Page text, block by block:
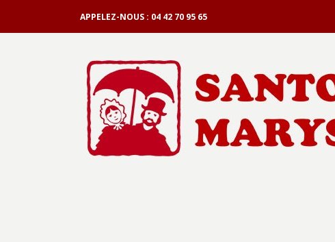
APPELEZ-NOUS : 04 42 70 95 65